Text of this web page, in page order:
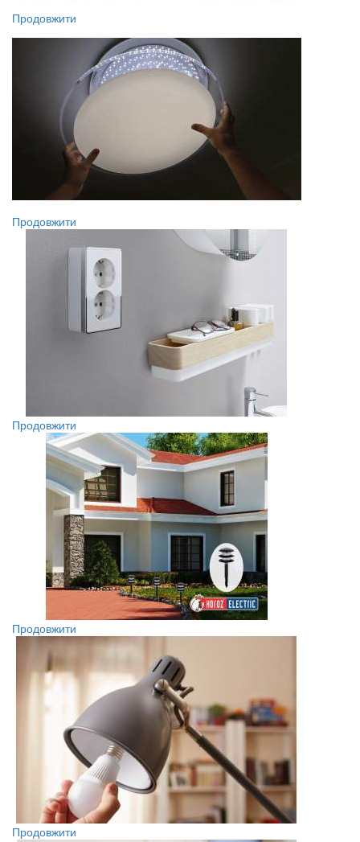
Продовжити
Продовжити
Продовжити
Продовжити
Продовжити